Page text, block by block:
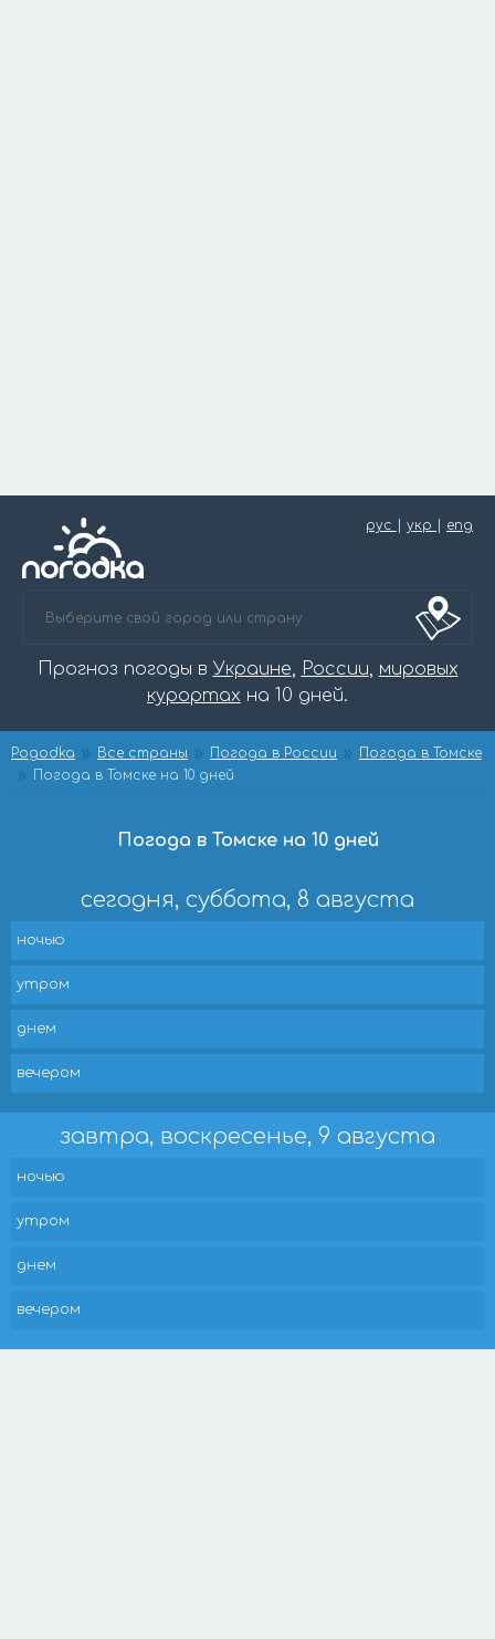
рус укр eng
Прогноз погоды в Украине, России, мировых
курортах на 10 дней.
Pogodka Все страны Погода в России
Погода в Томске
Погода в Томске на 10 дней
Погода в Томске на 10 дней
сегодня, суббота, 8 августа
ночью
утром
днем
вечером
завтра, воскресенье, 9 августа
ночью
утром
днем
вечером